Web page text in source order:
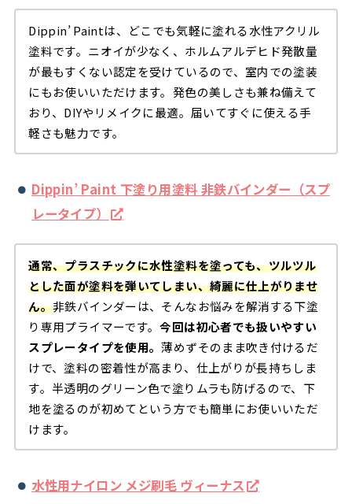
Dippin’ Paintは、どこでも気軽に塗れる水性アクリル
塗料です。ニオイが少なく、ホルムアルデヒド発散量
が最もすくない認定を受けているので、室内での塗装
にもお使いいただけます。発色の美しさも兼ね備えて
おり、DIYやリメイクに最適。届いてすぐに使える手
軽さも魅力です。
Dippin’ Paint 下塗り用塗料 非鉄バインダー（スプ
レータイプ）
通常、プラスチックに水性塗料を塗っても、ツルツル
とした面が塗料を弾いてしまい、綺麗に仕上がりませ
ん。非鉄バインダーは、そんなお悩みを解消する下塗
り専用プライマーです。今回は初心者でも扱いやすい
スプレータイプを使用。薄めずそのまま吹き付けるだ
けで、塗料の密着性が高まり、仕上がりが長持ちしま
す。半透明のグリーン色で塗りムラも防げるので、下
地を塗るのが初めてという方でも簡単にお使いいただ
けます。
水性用ナイロン メジ刷毛 ヴィーナス